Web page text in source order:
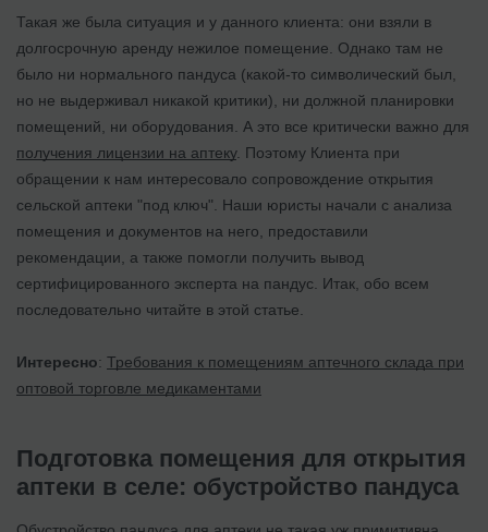
Такая же была ситуация и у данного клиента: они взяли в
долгосрочную аренду нежилое помещение. Однако там не
было ни нормального пандуса (какой-то символический был,
но не выдерживал никакой критики), ни должной планировки
помещений, ни оборудования. А это все критически важно для
получения лицензии на аптеку. Поэтому Клиента при
обращении к нам интересовало сопровождение открытия
сельской аптеки "под ключ". Наши юристы начали с анализа
помещения и документов на него, предоставили
рекомендации, а также помогли получить вывод
сертифицированного эксперта на пандус. Итак, обо всем
последовательно читайте в этой статье.
Интересно: Требования к помещениям аптечного склада при
оптовой торговле медикаментами
Подготовка помещения для открытия
аптеки в селе: обустройство пандуса